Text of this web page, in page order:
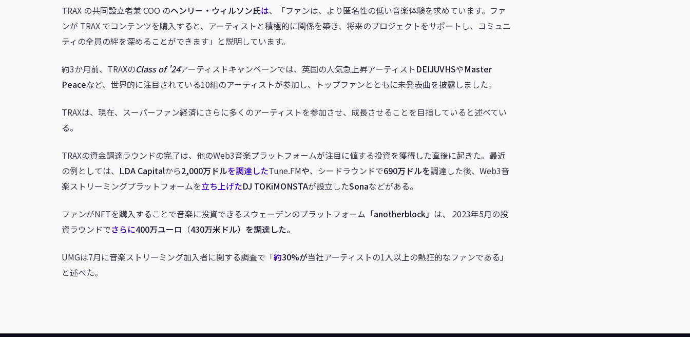
TRAX の共同設立者兼 COO のヘンリー・ウィルソン氏は、「ファンは、より匿名性の低い音楽体験を求めています。ファ
ンが TRAX でコンテンツを購入すると、アーティストと積極的に関係を築き、将来のプロジェクトをサポートし、コミュニ
ティの全員の絆を深めることができます」と説明しています。
約3か月前、TRAXのClass of '24アーティストキャンペーンでは、英国の人気急上昇アーティストDEIJUVHSやMaster
Peaceなど、世界的に注目されている10組のアーティストが参加し、トップファンとともに未発表曲を披露しました。
TRAXは、現在、スーパーファン経済にさらに多くのアーティストを参加させ、成長させることを目指していると述べてい
る。
TRAXの資金調達ラウンドの完了は、他のWeb3音楽プラットフォームが注目に値する投資を獲得した直後に起きた。最近
の例としては、 LDA Capitalから2,000万ドルを調達したTune.FMや、シードラウンドで690万ドルを調達した後、Web3音
楽ストリーミングプラットフォームを立ち上げたDJ TOKiMONSTAが設立したSonaなどがある。
ファンがNFTを購入することで音楽に投資できるスウェーデンのプラットフォーム 「anotherblock」 は、 2023年5月の投
資ラウンドでさらに400万ユーロ （430万米ドル）を調達した。
UMGは7月に音楽ストリーミング加入者に関する調査で「約30%が当社アーティストの1人以上の熱狂的なファンである」
と述べた。